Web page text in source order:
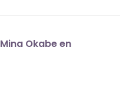
Okabe en